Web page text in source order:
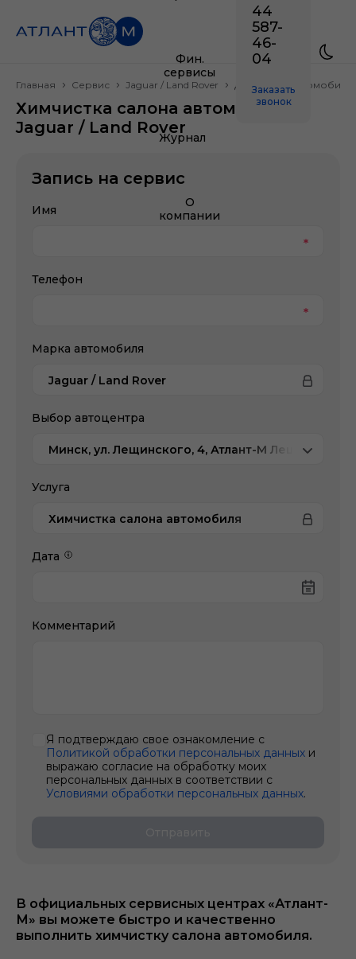
Фин.
сервисы
Журнал
О
компании
44
587-
46-
04
Заказать
звонок
Главная Сервис Jaguar / Land Rover Детейлинг автомобиля
Химчистка салона автомобиля
Jaguar / Land Rover
В официальных сервисных центрах «Атлант-
М» вы можете быстро и качественно
выполнить химчистку салона автомобиля.
Запись на сервис
Имя
Телефон
Марка автомобиля
Jaguar / Land Rover
Выбор автоцентра
Минск, ул. Лещинского, 4, Атлант-М Лещинского
Услуга
Химчистка салона автомобиля
Дата
Комментарий
Я подтверждаю свое ознакомление с
Политикой обработки персональных данных и
выражаю согласие на обработку моих
персональных данных в соответствии с
Условиями обработки персональных данных.